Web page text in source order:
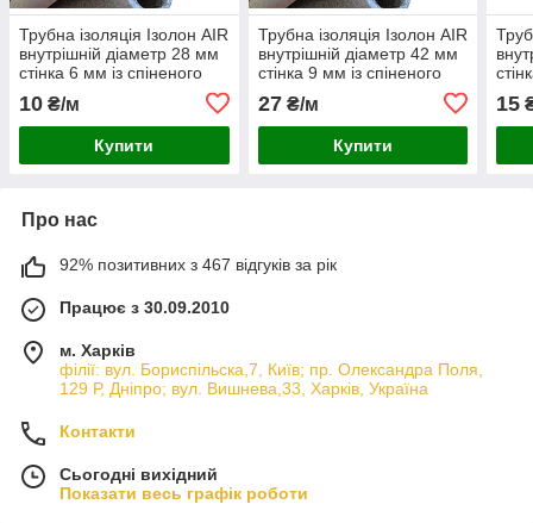
Трубна ізоляція Ізолон AIR
внутрішній діаметр 28 мм
стінка 6 мм із спіненого
10 ₴/м
Купити
Трубна ізоляція Ізолон AIR
внутрішній діаметр 42 мм
стінка 9 мм із спіненого
27₴/м
Купити
15
Про нас
92% позитивних з 467 відгуків за рік
Працює з 30.09.2010
м. Харків
філії: вул. Бориcпільска,7, Київ; пр. Олександра Поля,
129 Р, Дніпро; вул. Вишнева,33, Харків, Україна
Контакти
Сьогодні вихідний
Показати весь графік роботи